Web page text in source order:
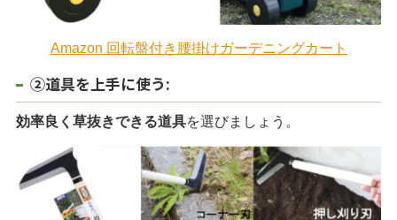
Amazon 回転盤付き腰掛けガーデニングカート
②道具を上手に使う:
効率良く草抜きできる道具を選びましょう。